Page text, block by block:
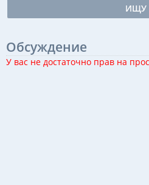
ИЩУ
Обсуждение
У вас не достаточно прав на